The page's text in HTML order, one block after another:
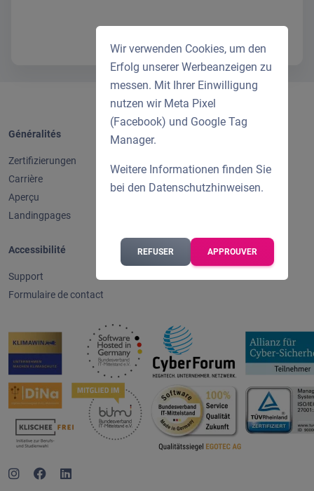
Généralités
Zertifizierungen
Carrière
Aperçu
Landingpages
Accessibilité
Support
Formulaire de contact
Wir verwenden Cookies, um den
Erfolg unserer Werbeanzeigen zu
messen. Mit Ihrer Einwilligung
nutzen wir Meta Pixel
(Facebook) und Google Tag
Manager.
Weitere Informationen finden Sie
bei den Datenschutzhinweisen.
REFUSER APPROUVER